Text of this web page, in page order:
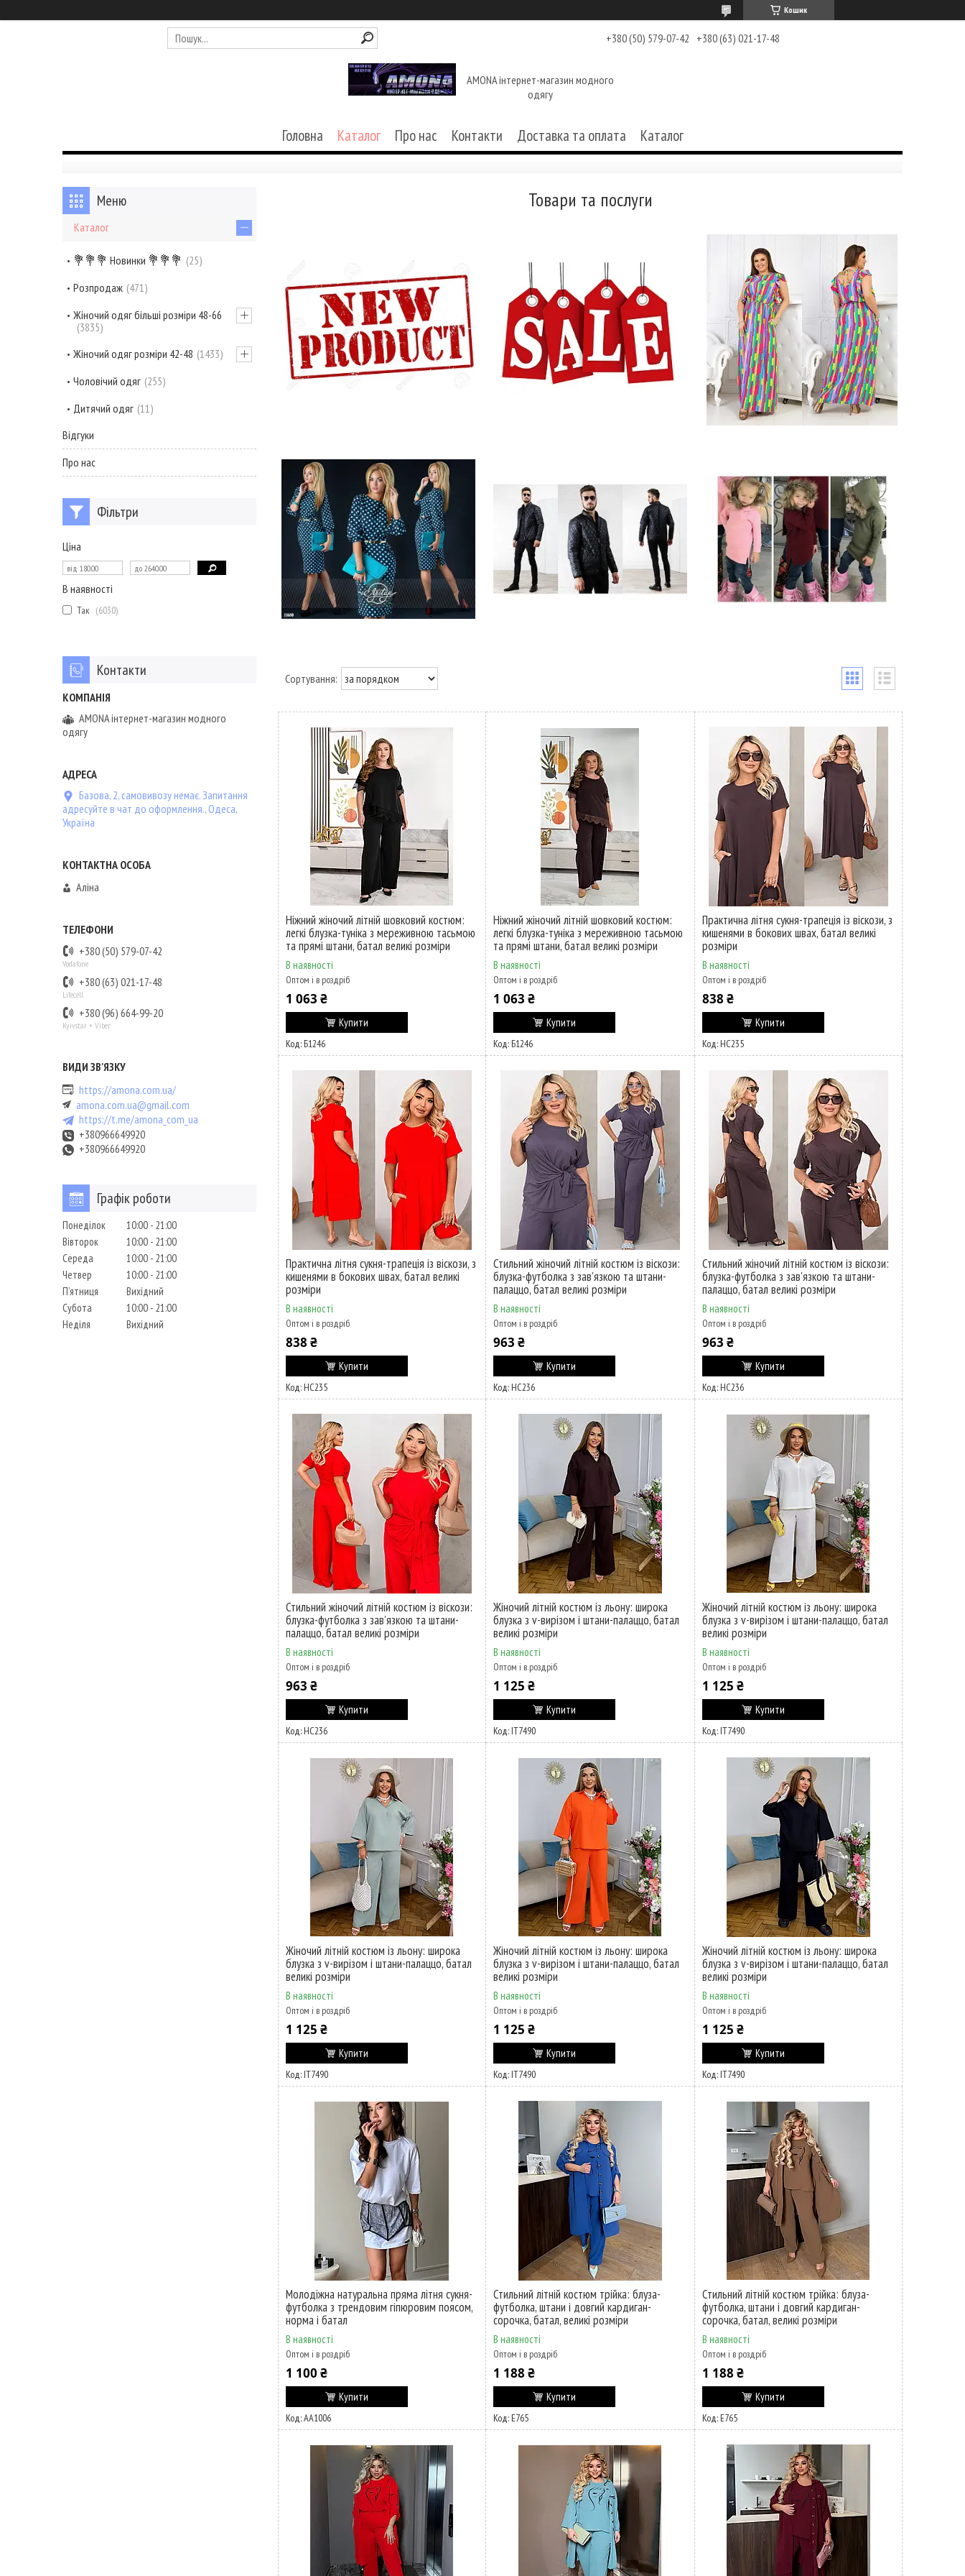
Кошик
+380 (50) 579-07-42 +380 (63) 021-17-48
AMONA інтернет-магазин модного
одягу
Головна Каталог Про нас Контакти Доставка та оплата Каталог
Товари та послуги
Ніжний жіночий літній шовковий костюм:
легкі блузка-туніка з мереживною тасьмою
та прямі штани, батал великі розміри
В наявності
Оптом і в роздріб
1 063 ₴
Купити
Б1246
Ніжний жіночий літній шовковий костюм:
легкі блузка-туніка з мереживною тасьмою
та прямі штани, батал великі розміри
В наявності
Оптом і в роздріб
1 063 ₴
Купити
Б1246
Практична літня сукня-трапеція із віскози, з
кишенями в бокових швах, батал великі
розміри
В наявності
Оптом і в роздріб
838 ₴
Купити
НС235
Практична літня сукня-трапеція із віскози, з
кишенями в бокових швах, батал великі
розміри
В наявності
Оптом і в роздріб
838 ₴
Купити
НС235
Стильний жіночий літній костюм із віскози:
блузка-футболка з зав'язкою та штани-
палаццо, батал великі розміри
В наявності
Оптом і в роздріб
963 ₴
Купити
НС236
Стильний жіночий літній костюм із віскози:
блузка-футболка з зав'язкою та штани-
палаццо, батал великі розміри
В наявності
Оптом і в роздріб
963 ₴
Купити
НС236
Стильний жіночий літній костюм із віскози:
блузка-футболка з зав'язкою та штани-
палаццо, батал великі розміри
В наявності
Оптом і в роздріб
963 ₴
Купити
НС236
Жіночий літній костюм із льону: широка
блузка з v-вирізом і штани-палаццо, батал
великі розміри
В наявності
Оптом і в роздріб
1 125 ₴
Купити
ІТ7490
Жіночий літній костюм із льону: широка
блузка з v-вирізом і штани-палаццо, батал
великі розміри
В наявності
Оптом і в роздріб
1 125 ₴
Купити
ІТ7490
Жіночий літній костюм із льону: широка
блузка з v-вирізом і штани-палаццо, батал
великі розміри
В наявності
Оптом і в роздріб
1 125 ₴
Купити
ІТ7490
Жіночий літній костюм із льону: широка
блузка з v-вирізом і штани-палаццо, батал
великі розміри
В наявності
Оптом і в роздріб
1 125 ₴
Купити
ІТ7490
Жіночий літній костюм із льону: широка
блузка з v-вирізом і штани-палаццо, батал
великі розміри
В наявності
Оптом і в роздріб
1 125 ₴
Купити
ІТ7490
Молодіжна натуральна пряма літня сукня-
футболка з трендовим гіпюровим поясом,
норма і батал
В наявності
Оптом і в роздріб
1 100 ₴
Купити
АА1006
Стильний літній костюм трійка: блуза-
футболка, штани і довгий кардиган-
сорочка, батал, великі розміри
В наявності
Оптом і в роздріб
1 188 ₴
Купити
Е765
Стильний літній костюм трійка: блуза-
футболка, штани і довгий кардиган-
сорочка, батал, великі розміри
В наявності
Оптом і в роздріб
1 188 ₴
Купити
Е765
Каталог
💐💐💐 Новинки 💐💐💐
25
Розпродаж 471
Жіночий одяг більші розміри 48-66
3835
Жіночий одяг розміри 42-48 1433
Чоловічий одяг 255
Дитячий одяг 11
Відгуки
Про нас
Фільтри
Ціна
В наявності
Так 6030
Контакти
AMONA інтернет-магазин модного
одягу
Базова, 2, самовивозу немає. Запитання
адресуйте в чат до оформлення., Одеса,
Україна
Аліна
+380 (50) 579-07-42
Vodafone
+380 (63) 021-17-48
Lifecell
+380 (96) 664-99-20
Kyivstar + Viber
https://amona.com.ua/
amona.com.ua@gmail.com
https://t.me/amona_com_ua
+380966649920
+380966649920
Графік роботи
Понеділок 10:00 21:00
Вівторок
10:00 21:00
Середа
10:00 21:00
Четвер
10:00 21:00
Пʼятниця
Вихідний
Субота
10:00 21:00
Неділя
Вихідний